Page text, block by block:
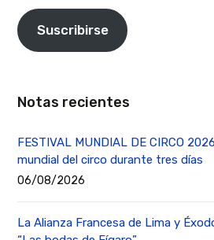
Suscribirse
Notas recientes
FESTIVAL MUNDIAL DE CIRCO
mundial del circo durante tres días
06/08/2026
La Alianza Francesa de Lima y